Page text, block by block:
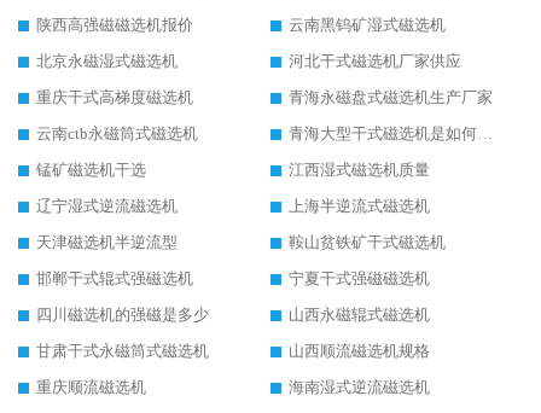
陕西高强磁磁选机报价
云南黑钨矿湿式磁选机
北京永磁湿式磁选机
河北干式磁选机厂家供应
重庆干式高梯度磁选机
青海永磁盘式磁选机生产厂家
云南ctb永磁筒式磁选机
青海大型干式磁选机是如何选矿的
锰矿磁选机干选
江西湿式磁选机质量
辽宁湿式逆流磁选机
上海半逆流式磁选机
天津磁选机半逆流型
鞍山贫铁矿干式磁选机
邯郸干式辊式强磁选机
宁夏干式强磁磁选机
四川磁选机的强磁是多少
山西永磁辊式磁选机
甘肃干式永磁筒式磁选机
山西顺流磁选机规格
重庆顺流磁选机
海南湿式逆流磁选机